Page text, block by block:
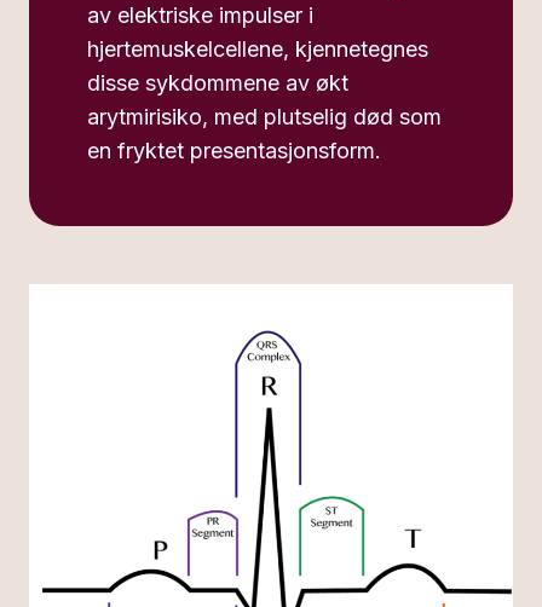
av elektriske impulser i
hjertemuskelcellene, kjennetegnes
disse sykdommene av økt
arytmirisiko, med plutselig død som
en fryktet presentasjonsform.